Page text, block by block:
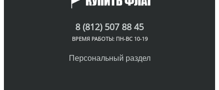
8 (812) 507 88 45
ВРЕМЯ РАБОТЫ: ПН-ВС 10-19
Персональный раздел